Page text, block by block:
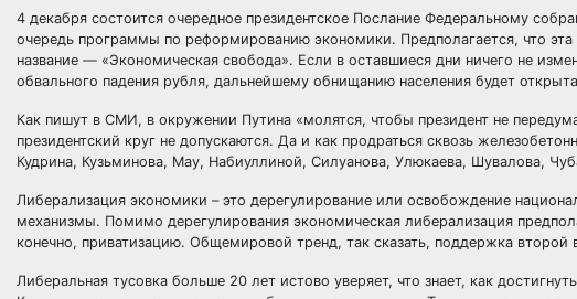
4 декабря состоится очередное президентское Послание Федеральному
очередь программы по реформированию экономики. Предполагается, что
название — «Экономическая свобода». Если в оставшиеся дни ничего не
обвального падения рубля, дальнейшему обнищанию населения будет
Как пишут в СМИ, в окружении Путина «молятся, чтобы президент не
президентский круг не допускаются. Да и как продраться сквозь
Кудрина, Кузьминова, Мау, Набиуллиной, Силуанова, Улюкаева, Шувалова,
Либерализация экономики – это дерегулирование или освобождение
механизмы. Помимо дерегулирования экономическая либерализация
конечно, приватизацию. Общемировой тренд, так сказать, поддержка
Либеральная тусовка больше 20 лет истово уверяет, что знает, как